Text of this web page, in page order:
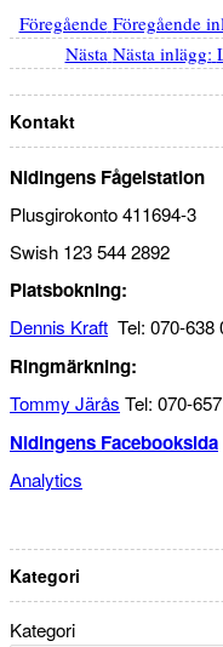
Föregående Föregående
Nästa Nästa inlägg:
Kontakt
Nidingens Fågelstation
Plusgirokonto 411694-3
Swish 123 544 2892
Platsbokning:
Dennis Kraft Tel: 070-638
Ringmärkning:
Tommy Järås Tel: 070-
Nidingens Facebooksida
Analytics
Kategori
Kategori